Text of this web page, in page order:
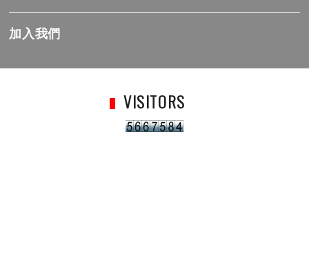
加入我們
VISITORS